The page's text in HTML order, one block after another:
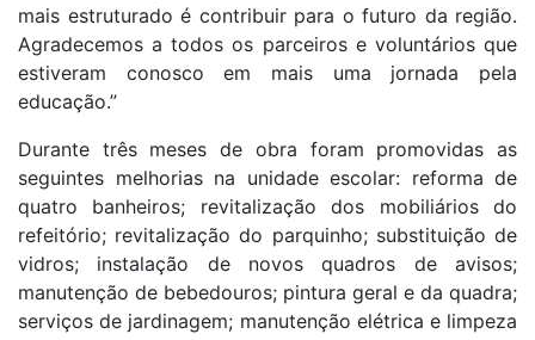
mais estruturado é contribuir para o futuro da região.
Agradecemos a todos os parceiros e voluntários que
estiveram conosco em mais uma jornada pela
educação.”
Durante três meses de obra foram promovidas as
seguintes melhorias na unidade escolar: reforma de
quatro banheiros; revitalização dos mobiliários do
refeitório; revitalização do parquinho; substituição de
vidros; instalação de novos quadros de avisos;
manutenção de bebedouros; pintura geral e da quadra;
serviços de jardinagem; manutenção elétrica e limpeza